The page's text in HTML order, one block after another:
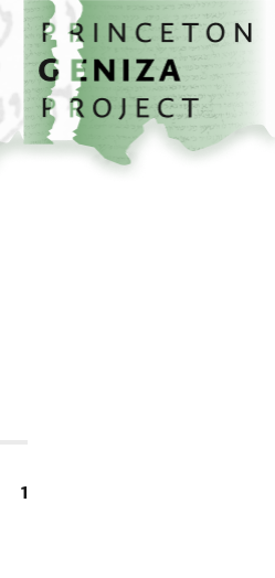
تخطي إلى المحتوى الرئيسي
الصفحة الرئيسية